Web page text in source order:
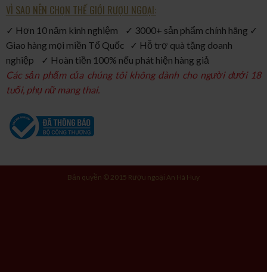
VÌ SAO NÊN CHỌN THẾ GIỚI RƯỢU NGOẠI:
✓ Hơn 10 năm kinh nghiệm ✓ 3000+ sản phẩm chính hãng ✓
Giao hàng mọi miền Tổ Quốc ✓ Hỗ trợ quà tặng doanh
nghiệp ✓ Hoàn tiền 100% nếu phát hiện hàng giả
Các sản phẩm của chúng tôi không dành cho người dưới 18
tuổi, phụ nữ mang thai.
Bản quyền © 2015 Rượu ngoại An Hà Huy